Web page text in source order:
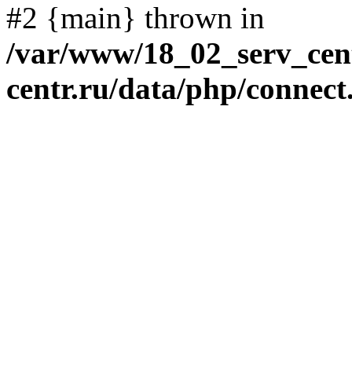
#2 {main} thrown in
/var/www/
centr.ru/data/php/